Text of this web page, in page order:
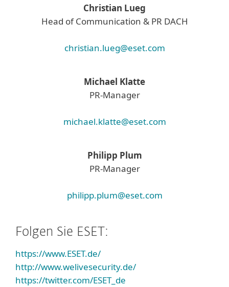
Christian Lueg
Head of Communication & PR DACH
christian.lueg@eset.com
Michael Klatte
PR-Manager
michael.klatte@eset.com
Philipp Plum
PR-Manager
philipp.plum@eset.com
Folgen Sie ESET:
https://www.ESET.de/
http://www.welivesecurity.de/
https://twitter.com/ESET_de